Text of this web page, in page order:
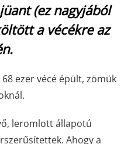
(ez nagyjából
a vécékre az
ezer vécé épült, zömük
leromlott állapotú
Ahogy a